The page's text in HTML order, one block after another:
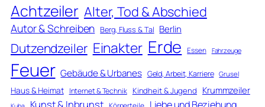
Achtzeiler Alter, Tod & Abschied
Autor & Schreiben Berg, Fluss & Tal Berlin
Dutzendzeiler Einakter Erde Essen Fahrzeuge
Feuer Gebäude & Urbanes Geld, Arbeit, Karriere Grusel
Haus & Heimat Internet & Technik Kindheit & Jugend Krummzeiler